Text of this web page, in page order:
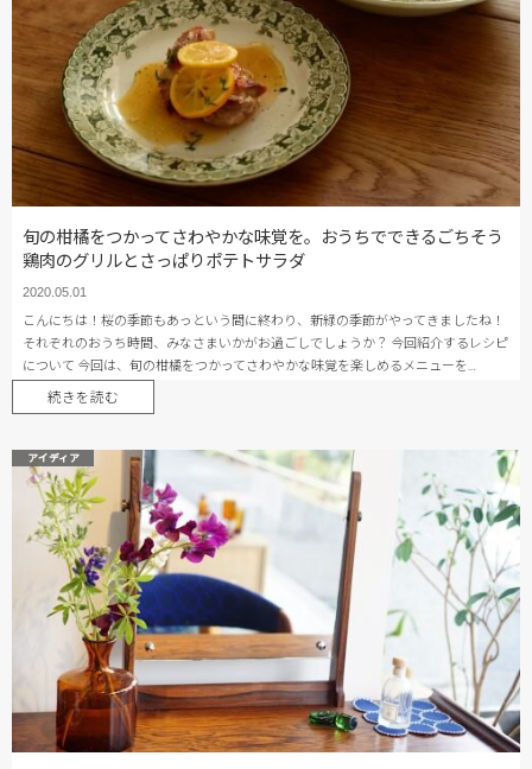
旬の柑橘をつかってさわやかな味覚を。おうちでできるごちそう
鶏肉のグリルとさっぱりポテトサラダ
2020.05.01
こんにちは！桜の季節もあっという間に終わり、新緑の季節がやってきましたね！
それぞれのおうち時間、みなさまいかがお過ごしでしょうか？ 今回紹介するレシピ
について 今回は、旬の柑橘をつかってさわやかな味覚を楽しめるメニューを…
続きを読む
アイディア